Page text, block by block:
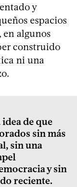
y
espacios
en algunos
construido
ni una
idea de que
sin más
sin una
y sin
reciente.